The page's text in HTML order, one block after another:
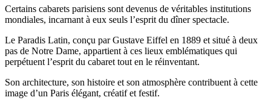
Certains cabarets parisiens sont devenus de véritables institutions
mondiales, incarnant à eux seuls l’esprit du dîner spectacle.
Le Paradis Latin, conçu par Gustave Eiffel en 1889 et situé à deux
pas de Notre Dame, appartient à ces lieux emblématiques qui
perpétuent l’esprit du cabaret tout en le réinventant.
Son architecture, son histoire et son atmosphère contribuent à cette
image d’un Paris élégant, créatif et festif.